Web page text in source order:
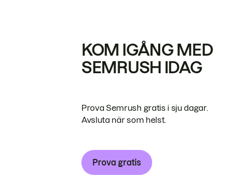
KOM IGÅNG MED
SEMRUSH IDAG
Prova Semrush gratis i sju dagar.
Avsluta när som helst.
Prova gratis